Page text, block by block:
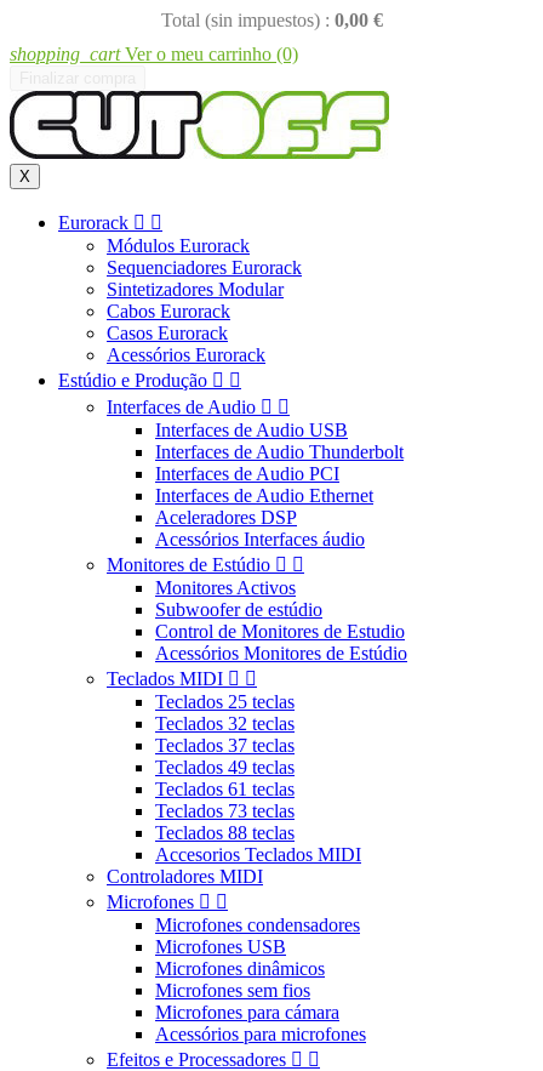
Total (sin impuestos) : 0,00 €
shopping_cart Ver o meu carrinho (0)
X
Eurorack  
Módulos Eurorack
Sequenciadores Eurorack
Sintetizadores Modular
Cabos Eurorack
Casos Eurorack
Acessórios Eurorack
Estúdio e Produção  
Interfaces de Audio  
Interfaces de Audio USB
Interfaces de Audio Thunderbolt
Interfaces de Audio PCI
Interfaces de Audio Ethernet
Aceleradores DSP
Acessórios Interfaces áudio
Monitores de Estúdio  
Monitores Activos
Subwoofer de estúdio
Control de Monitores de Estudio
Acessórios Monitores de Estúdio
Teclados MIDI  
Teclados 25 teclas
Teclados 32 teclas
Teclados 37 teclas
Teclados 49 teclas
Teclados 61 teclas
Teclados 73 teclas
Teclados 88 teclas
Accesorios Teclados MIDI
Controladores MIDI
Microfones  
Microfones condensadores
Microfones USB
Microfones dinâmicos
Microfones sem fios
Microfones para cámara
Acessórios para microfones
Efeitos e Processadores  